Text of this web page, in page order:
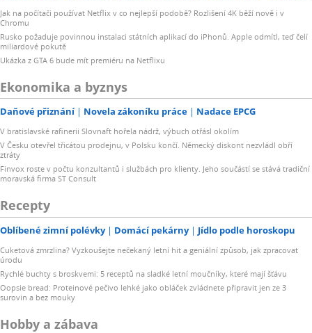
Jak na počítači používat Netflix v co nejlepší podobě? Rozlišení 4K běží nově i v
Chromu
Rusko požaduje povinnou instalaci státních aplikací do iPhonů. Apple odmítl, teď čelí
miliardové pokutě
Ukázka z GTA 6 bude mít premiéru na Netflixu
Ekonomika a byznys
Daňové přiznání Novela zákoníku práce Nadace EPCG
V bratislavské rafinerii Slovnaft hořela nádrž, výbuch otřásl okolím
V Česku otevřel třicátou prodejnu, v Polsku končí. Německý diskont nezvládl obří
ztráty
Finvox roste v počtu konzultantů i službách pro klienty. Jeho součástí se stává tradiční
moravská firma ST Consult
Recepty
Oblíbené zimní polévky Domácí pekárny Jídlo podle horoskopu
Cuketová zmrzlina? Vyzkoušejte nečekaný letní hit a geniální způsob, jak zpracovat
úrodu
Rychlé buchty s broskvemi: 5 receptů na sladké letní moučníky, které mají šťávu
Oopsie bread: Proteinové pečivo lehké jako obláček zvládnete připravit jen ze 3
surovin a bez mouky
Hobby a zábava